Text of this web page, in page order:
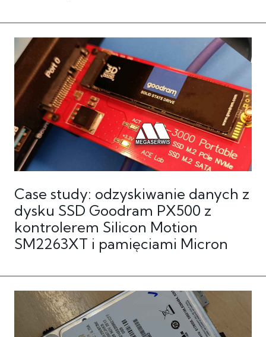
Case study: odzyskiwanie danych z
dysku SSD Goodram PX500 z
kontrolerem Silicon Motion
SM2263XT i pamięciami Micron